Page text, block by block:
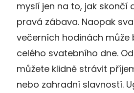
myslí jen na to, jak skončí
pravá zábava. Naopak
večerních hodinách může
celého svatebního dne.
můžete klidně strávit
nebo zahradní slavností.